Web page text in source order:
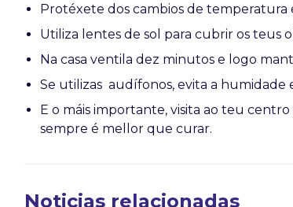
Protéxete dos cambios de temperatura
Utiliza lentes de sol para cubrir os teus
Na casa ventila dez minutos e logo
Se utilizas audífonos, evita a humidade
E o máis importante, visita ao teu
sempre é mellor que curar.
Noticias relacionadas